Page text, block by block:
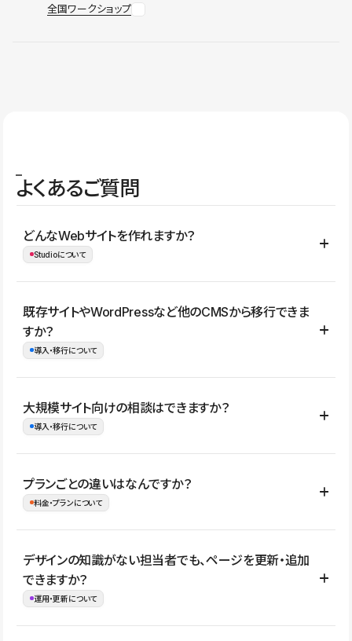
全国ワークショップ
よくあるご質問
どんなWebサイトを作れますか？
Studioについて
コーポレートサイト、サービスサイト、LP、採用サイト、ブロ
グ・メディア、イベントサイト、店舗・商品紹介サイト、ポートフ
ォリオなど幅広く制作できます。
既存サイトやWordPressなど他のCMSから移行できま
すか？
導入・移行について
はい。既存サイトの構成やコンテンツ、URLを整理したうえで、
Studio上に再構築する形で移行できます。 WordPressの場合は、
イト全体のデザインや設定がそのまま移行されるわけではないた
め、移行後にページ構成やデザイン、CMS設計、URL・リダイレク
大規模サイト向けの相談はできますか？
導入・移行について
はい。アクセス規模が大きいサイトや、複数部門での運用、権限管
理、セキュリティ確認、既存システムとの連携など、個別の要件が
ない段階でも、お問い合わせください。
お問合せはこちら
プランごとの違いはなんですか？
料金・プランについて
公開ページ数、バージョン履歴の期間、CMS利用数の上限、権限
管理の有無などがプランごとに異なります。詳しくは料金プランペ
ージをご覧ください。
デザインの知識がない担当者でも、ページを更新・追加
できますか？
運用・更新について